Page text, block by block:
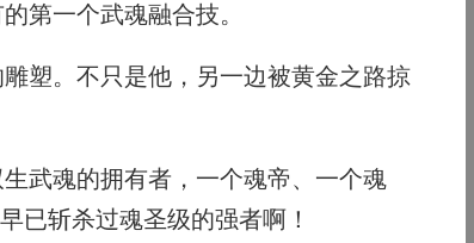
一个武魂融合技。
塑。不只是他，另一边被黄金之路掠
武魂的拥有者，一个魂帝、一个魂
已斩杀过魂圣级的强者啊！